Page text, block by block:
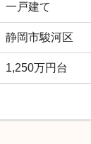
一戸建て
静岡市駿河区
1,250万円台